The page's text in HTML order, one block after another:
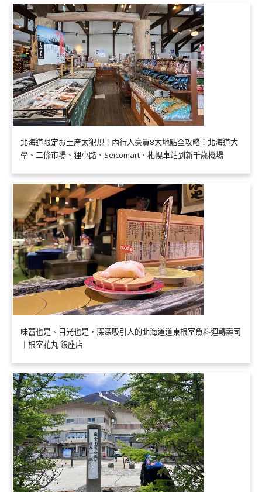
北海道限定お土産太犯規！內行人豪買8大地點全攻略：北海道大
學、二條市場、狸小路、Seicomart、札幌車站到新千歲機場
味蕾也是、目光也是，深深吸引人的北海道道東根室魚料迴轉壽司
｜根室花丸 銀座店